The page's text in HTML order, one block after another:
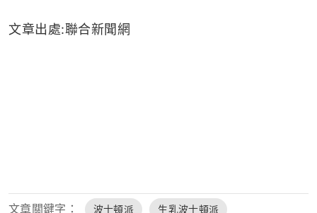
文章出處:聯合新聞網
文章關鍵字： 波士頓派 生乳波士頓派